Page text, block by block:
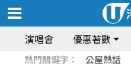
演唱會 優惠著數
熱門關鍵字： 公屋熱話